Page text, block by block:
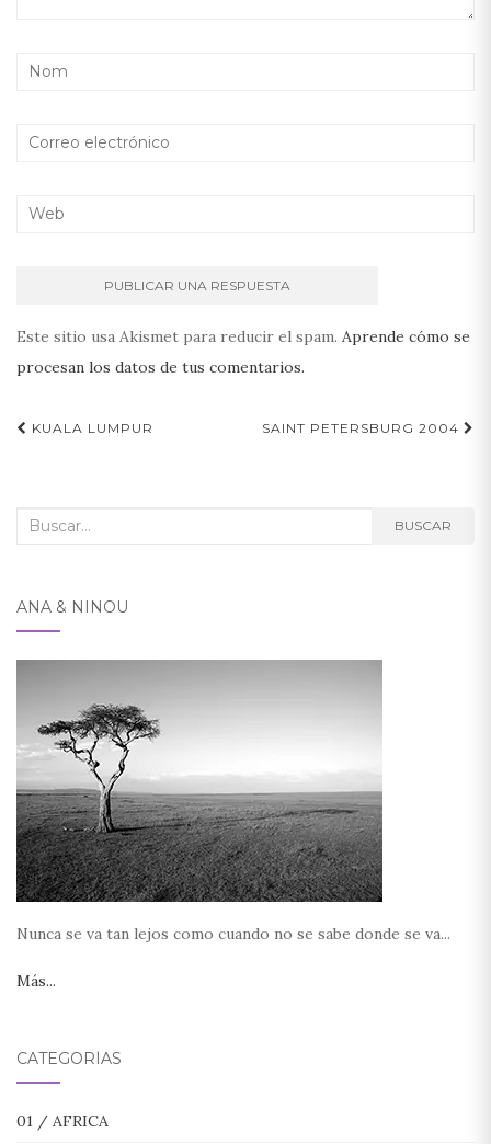
Este sitio usa Akismet para reducir el spam. Aprende cómo se
procesan los datos de tus comentarios.
Navegación
KUALA LUMPUR SAINT PETERSBURG 2004
Buscar: BUSCAR
ANA & NINOU
Nunca se va tan lejos como cuando no se sabe donde se va...
Más...
CATEGORÍAS
01 / AFRICA